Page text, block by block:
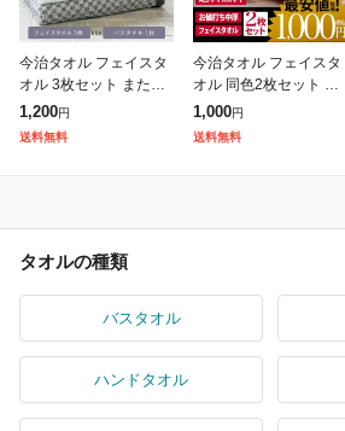
今治タオル フェイスタ
オル 3枚セット または
バスタオル 1枚 タオル
国産 日本製 最高級 吸
1,200円
送料無料
今治タオル フェイスタ
オル 同色2枚セット リ
バース 日本製 お試し 1
000円ポッキリ ぽっき
1,000円
送料無料
タオルの種類
バスタオル
ハンドタオル